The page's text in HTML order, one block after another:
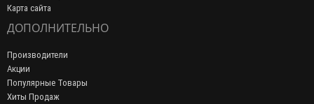
Карта сайта
ДОПОЛНИТЕЛЬНО
Производители
Акции
Популярные Товары
Хиты Продаж